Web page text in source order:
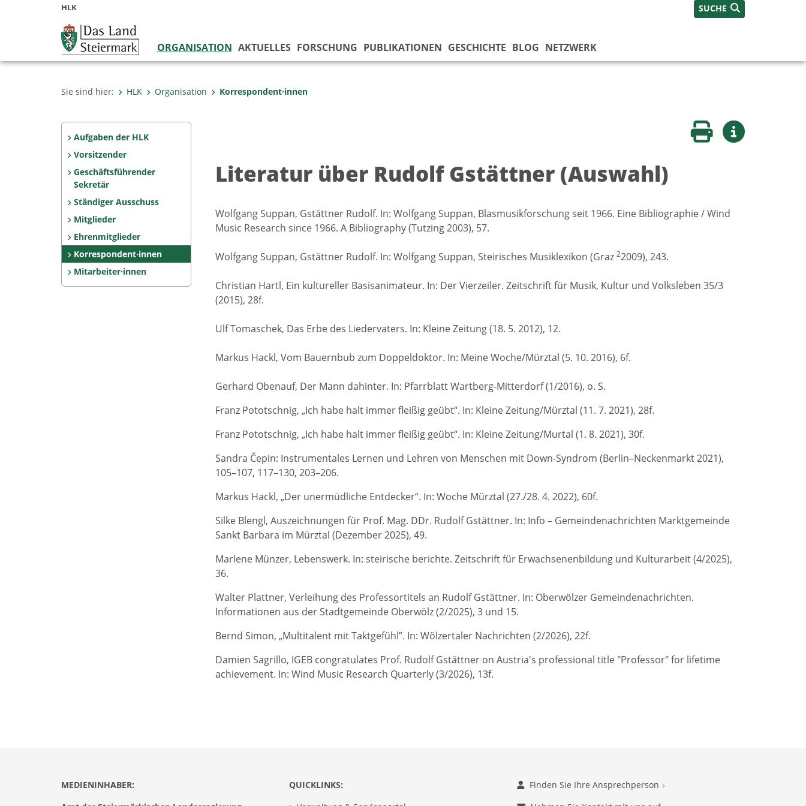
HLK SUCHE
ORGANISATION AKTUELLES FORSCHUNG PUBLIKATIONEN GESCHICHTE BLOG NETZWERK
Sie sind hier: HLK Organisation Korrespondent·innen
Aufgaben der HLK
Vorsitzender
Geschäftsführender
Sekretär
Ständiger Ausschuss
Mitglieder
Ehrenmitglieder
Korrespondent·innen
Mitarbeiter·innen
Seite druckenWeitere Infos
Literatur über Rudolf Gstättner (Auswahl)
Wolfgang Suppan, Gstättner Rudolf. In: Wolfgang Suppan, Blasmusikforschung seit 1966. Eine Bibliographie / Wind
Music Research since 1966. A Bibliography (Tutzing 2003), 57.
Wolfgang Suppan, Gstättner Rudolf. In: Wolfgang Suppan, Steirisches Musiklexikon (Graz 22009), 243.
Christian Hartl, Ein kultureller Basisanimateur. In: Der Vierzeiler. Zeitschrift für Musik, Kultur und Volksleben 35/3
(2015), 28f.
Ulf Tomaschek, Das Erbe des Liedervaters. In: Kleine Zeitung (18. 5. 2012), 12.
Markus Hackl, Vom Bauernbub zum Doppeldoktor. In: Meine Woche/Mürztal (5. 10. 2016), 6f.
Gerhard Obenauf, Der Mann dahinter. In: Pfarrblatt Wartberg-Mitterdorf (1/2016), o. S.
Franz Pototschnig, „Ich habe halt immer fleißig geübt“. In: Kleine Zeitung/Mürztal (11. 7. 2021), 28f.
Franz Pototschnig, „Ich habe halt immer fleißig geübt“. In: Kleine Zeitung/Murtal (1. 8. 2021), 30f.
Sandra Čepin: Instrumentales Lernen und Lehren von Menschen mit Down-Syndrom (Berlin–Neckenmarkt 2021),
105–107, 117–130, 203–206.
Markus Hackl, „Der unermüdliche Entdecker“. In: Woche Mürztal (27./28. 4. 2022), 60f.
Silke Blengl, Auszeichnungen für Prof. Mag. DDr. Rudolf Gstättner. In: Info – Gemeindenachrichten Marktgemeinde
Sankt Barbara im Mürztal (Dezember 2025), 49.
Marlene Münzer, Lebenswerk. In: steirische berichte. Zeitschrift für Erwachsenenbildung und Kulturarbeit (4/2025),
36.
Walter Plattner, Verleihung des Professortitels an Rudolf Gstättner. In: Oberwölzer Gemeindenachrichten.
Informationen aus der Stadtgemeinde Oberwölz (2/2025), 3 und 15.
Bernd Simon, „Multitalent mit Taktgefühl”. In: Wölzertaler Nachrichten (2/2026), 22f.
Damien Sagrillo, IGEB congratulates Prof. Rudolf Gstättner on Austria's professional title "Professor" for lifetime
achievement. In: Wind Music Research Quarterly (3/2026), 13f.
MEDIENINHABER:
QUICKLINKS:
Finden Sie Ihre Ansprechperson